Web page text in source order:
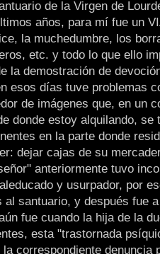
de la Virgen de
años, para mí fue un
la muchedumbre, los
etc. y todo lo que ello
la demostración de
esos días tuve problemas
de imágenes que, en un
donde estoy alquilando, se
en la parte donde
dejar cajas de su
anteriormente tuvo
y usurpador, por
al santuario, y después fue
fue cuando la hija de la
esta "trastornada
correspondiente denuncia